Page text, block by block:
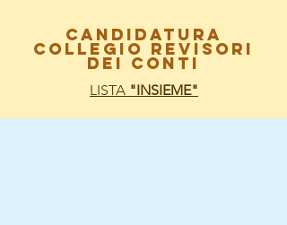
CANDIDATURA
COLLEGIO REVISORI
DEI CONTI
LISTA "INSIEME"